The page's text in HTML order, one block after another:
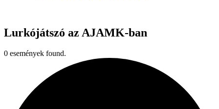
Lurkójátszó az AJAMK-ban
0 események found.